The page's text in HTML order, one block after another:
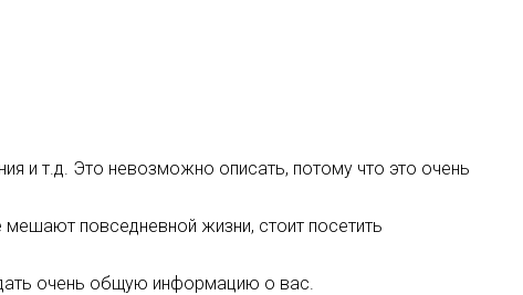
и т.д. Это невозможно описать, потому что это очень
повседневной жизни, стоит посетить
дать очень общую информацию о вас.